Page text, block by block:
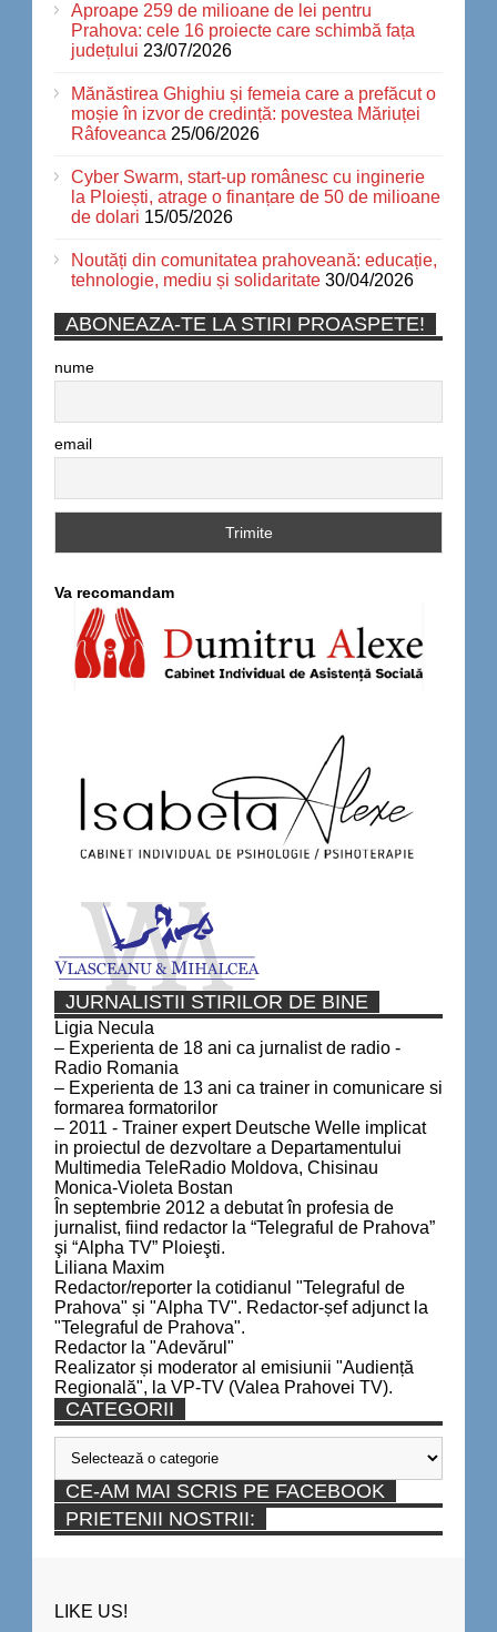
Aproape 259 de milioane de lei pentru
Prahova: cele 16 proiecte care schimbă fața
județului 23/07/2026
Mănăstirea Ghighiu și femeia care a prefăcut o
moșie în izvor de credință: povestea Măriuței
Râfoveanca 25/06/2026
Cyber Swarm, start-up românesc cu inginerie
la Ploiești, atrage o finanțare de 50 de milioane
de dolari 15/05/2026
Noutăți din comunitatea prahoveană: educație,
tehnologie, mediu și solidaritate 30/04/2026
ABONEAZA-TE LA STIRI PROASPETE!
nume
email
Va recomandam
JURNALISTII STIRILOR DE BINE
Ligia Necula
– Experienta de 18 ani ca jurnalist de radio -
Radio Romania
– Experienta de 13 ani ca trainer in comunicare si
formarea formatorilor
– 2011 - Trainer expert Deutsche Welle implicat
in proiectul de dezvoltare a Departamentului
Multimedia TeleRadio Moldova, Chisinau
Monica-Violeta Bostan
În septembrie 2012 a debutat în profesia de
jurnalist, fiind redactor la “Telegraful de Prahova”
şi “Alpha TV” Ploieşti.
Liliana Maxim
Redactor/reporter la cotidianul "Telegraful de
Prahova" și "Alpha TV". Redactor-șef adjunct la
"Telegraful de Prahova".
Redactor la "Adevărul"
Realizator și moderator al emisiunii "Audiență
Regională", la VP-TV (Valea Prahovei TV).
CATEGORII
Categorii
CE-AM MAI SCRIS PE FACEBOOK
PRIETENII NOSTRII:
LIKE US!